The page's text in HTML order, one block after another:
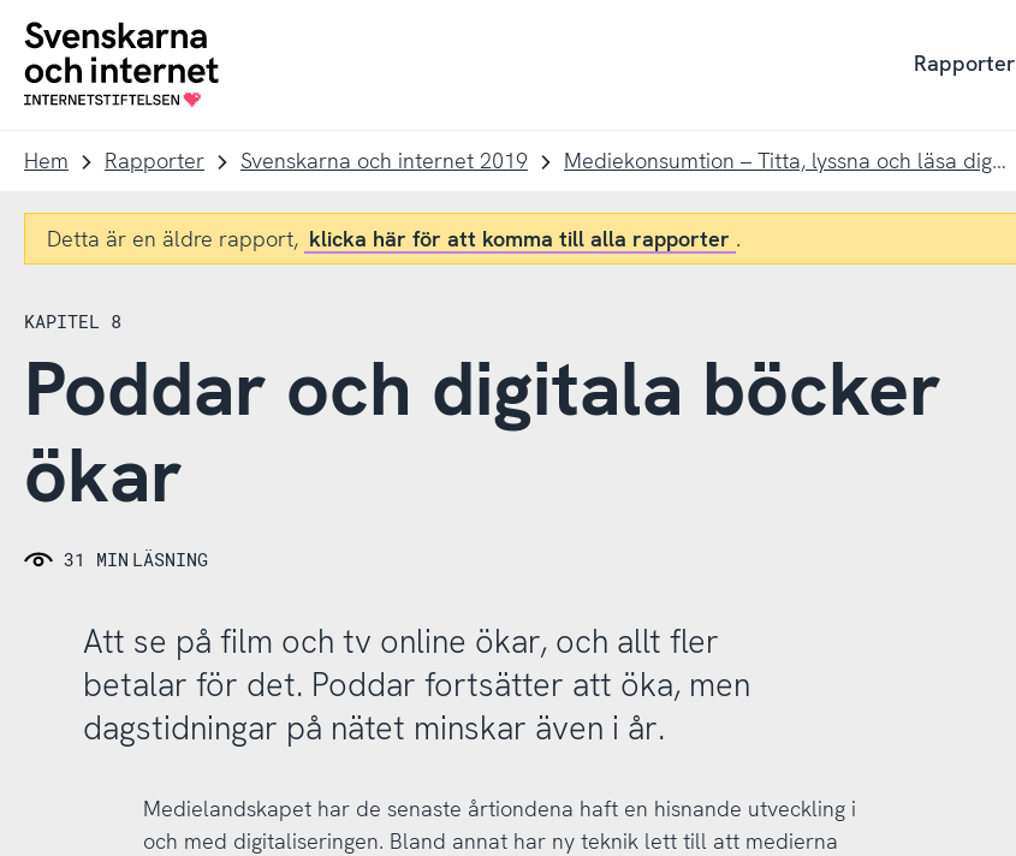
navigation
innehåll
To
startpage
Rapporter
Hem Rapporter Svenskarna och internet 2019 Mediekonsumtion – Titta, lyssna och läsa digitalt
Detta är en äldre rapport, klicka här för att komma till alla rapporter .
KAPITEL 8
Poddar och digitala böcker
ökar
31 MIN LÄSNING
Att se på film och tv online ökar, och allt fler
betalar för det. Poddar fortsätter att öka, men
dagstidningar på nätet minskar även i år.
Medielandskapet har de senaste årtiondena haft en hisnande utveckling i
och med digitaliseringen. Bland annat har ny teknik lett till att medierna